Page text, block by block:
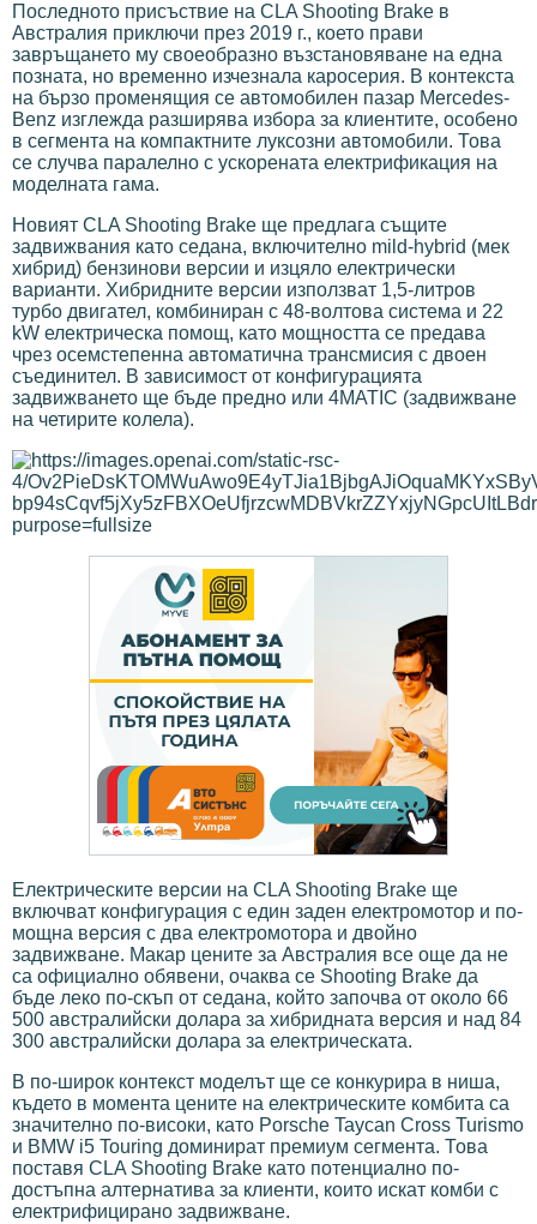
Последното присъствие на CLA Shooting Brake в
Австралия приключи през 2019 г., което прави
завръщането му своеобразно възстановяване на една
позната, но временно изчезнала каросерия. В контекста
на бързо променящия се автомобилен пазар Mercedes-
Benz изглежда разширява избора за клиентите, особено
в сегмента на компактните луксозни автомобили. Това
се случва паралелно с ускорената електрификация на
моделната гама.
Новият CLA Shooting Brake ще предлага същите
задвижвания като седана, включително mild-hybrid (мек
хибрид) бензинови версии и изцяло електрически
варианти. Хибридните версии използват 1,5-литров
турбо двигател, комбиниран с 48-волтова система и 22
kW електрическа помощ, като мощността се предава
чрез осемстепенна автоматична трансмисия с двоен
съединител. В зависимост от конфигурацията
задвижването ще бъде предно или 4MATIC (задвижване
на четирите колела).
Електрическите версии на CLA Shooting Brake ще
включват конфигурация с един заден електромотор и по-
мощна версия с два електромотора и двойно
задвижване. Макар цените за Австралия все още да не
са официално обявени, очаква се Shooting Brake да
бъде леко по-скъп от седана, който започва от около 66
500 австралийски долара за хибридната версия и над 84
300 австралийски долара за електрическата.
В по-широк контекст моделът ще се конкурира в ниша,
където в момента цените на електрическите комбита са
значително по-високи, като Porsche Taycan Cross Turismo
и BMW i5 Touring доминират премиум сегмента. Това
поставя CLA Shooting Brake като потенциално по-
достъпна алтернатива за клиенти, които искат комби с
електрифицирано задвижване.